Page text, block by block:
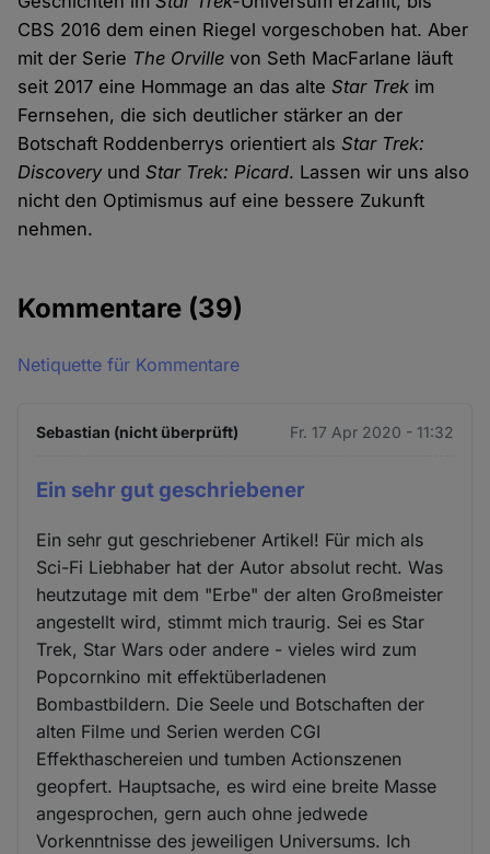
CBS 2016 dem einen Riegel vorgeschoben hat. Aber
mit der Serie The Orville von Seth MacFarlane läuft
seit 2017 eine Hommage an das alteStar Trek im
Fernsehen, die sich deutlicher stärker an der
Botschaft Roddenberrys orientiert alsStar Trek:
DiscoveryundStar Trek: Picard. Lassen wir uns also
nicht den Optimismus auf eine bessere Zukunft
nehmen.
Kommentare (39)
Netiquette für Kommentare
Sebastian (nicht überprüft) Fr. 17 Apr 2020 - 11:32
Ein sehr gut geschriebener
Ein sehr gut geschriebener Artikel! Für mich als
Sci-Fi Liebhaber hat der Autor absolut recht. Was
heutzutage mit dem "Erbe" der alten Großmeister
angestellt wird, stimmt mich traurig. Sei es Star
Trek, Star Wars oder andere - vieles wird zum
Popcornkino mit effektüberladenen
Bombastbildern. Die Seele und Botschaften der
alten Filme und Serien werden CGI
Effekthaschereien und tumben Actionszenen
geopfert. Hauptsache, es wird eine breite Masse
angesprochen, gern auch ohne jedwede
Vorkenntnisse des jeweiligen Universums. Ich